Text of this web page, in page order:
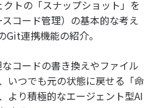
クトの「スナップショット」を
コード管理）の基本的な考え
Git連携機能の紹介。
コードの書き換えやファイル
いつでも元の状態に戻せる「命
より積極的なエージェント型AI